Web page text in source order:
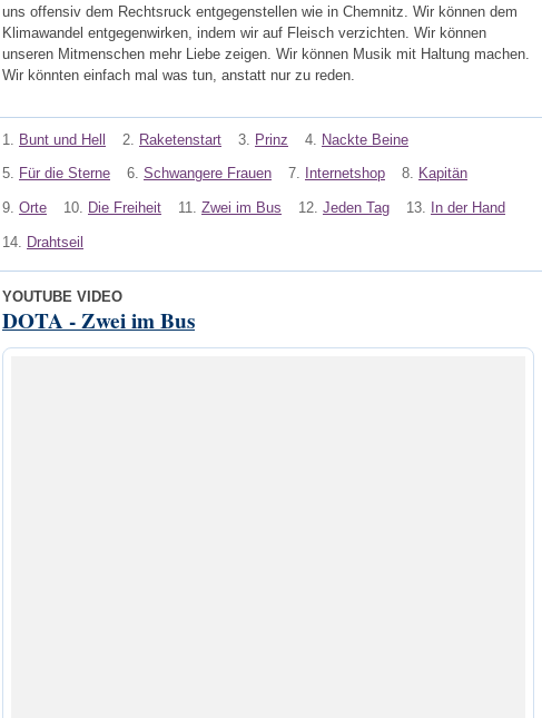
uns offensiv dem Rechtsruck entgegenstellen wie in Chemnitz. Wir können dem
Klimawandel entgegenwirken, indem wir auf Fleisch verzichten. Wir können
unseren Mitmenschen mehr Liebe zeigen. Wir können Musik mit Haltung machen.
Wir könnten einfach mal was tun, anstatt nur zu reden.
1. Bunt und Hell 2. Raketenstart 3. Prinz 4. Nackte Beine
5. Für die Sterne 6. Schwangere Frauen 7. Internetshop 8. Kapitän
9. Orte 10. Die Freiheit 11. Zwei im Bus 12. Jeden Tag 13. In der Hand
14. Drahtseil
YOUTUBE VIDEO
DOTA - Zwei im Bus